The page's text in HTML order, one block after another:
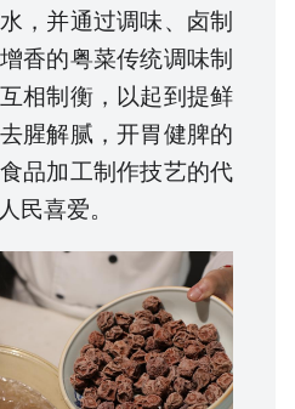
，并通过调味、卤制
香的粤菜传统调味制
相制衡，以起到提鲜
腥解腻，开胃健脾的
品加工制作技艺的代
民喜爱。